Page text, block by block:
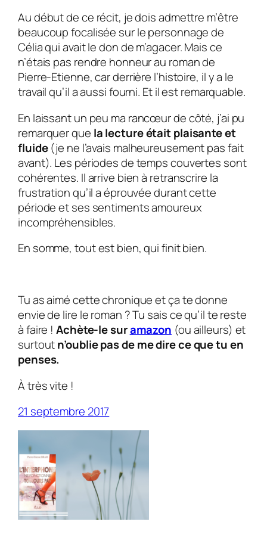
Au début de ce récit, je dois admettre m’être
beaucoup focalisée sur le personnage de
Céliaqui avait le don de m’agacer. Mais ce
n’étais pas rendre honneur au roman de
Pierre-Etienne, car derrière l’histoire, il y a le
travail qu’il a aussi fourni. Et il est remarquable.
En laissant un peu ma rancœur de côté, j’ai pu
remarquer que la lecture était plaisante et
fluide(je ne l’avais malheureusement pas fait
avant). Les périodes de temps couvertes sont
cohérentes. Il arrive bien à retranscrire la
frustration qu’il a éprouvée durant cette
période et ses sentiments amoureux
incompréhensibles.
En somme, tout est bien, qui finit bien.
Tu as aimé cette chronique et ça te donne
envie de lire le roman ? Tu sais ce qu’il te reste
à faire !Achète-le suramazon (ou ailleurs) et
surtoutn’oublie pas de me dire ce que tu en
penses.
À très vite !
21 septembre 2017